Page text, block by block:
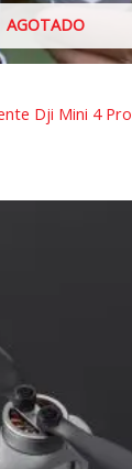
AGOTADO
Dji Mini 4 Pro